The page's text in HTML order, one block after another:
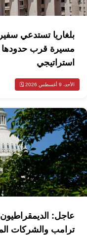
بلغاريا تستدعي
مسيرة قرب حدودها
استراتيجي
الأحد، 9 أغسطس 2026 🗓️
عاجل:
ترامب والشركات